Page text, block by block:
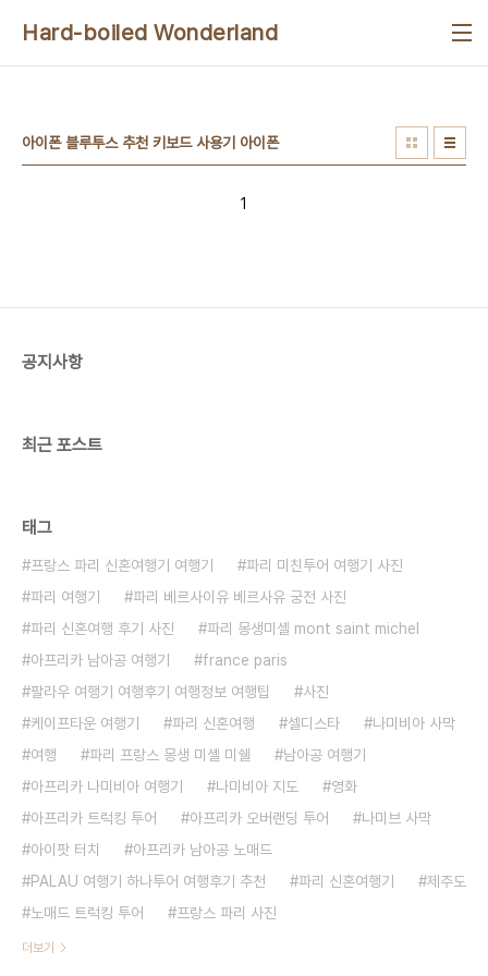
Hard-boiled Wonderland
아이폰 블루투스 추천 키보드 사용기 아이폰
1
공지사항
최근 포스트
태그
프랑스 파리 신혼여행기 여행기
파리 미친투어 여행기 사진
파리 여행기
파리 베르사이유 베르사유 궁전 사진
파리 신혼여행 후기 사진
파리 몽생미셸 mont saint michel
아프리카 남아공 여행기
france paris
팔라우 여행기 여행후기 여행정보 여행팁
사진
케이프타운 여행기
파리 신혼여행 셀디스타
나미비아 사막
여행
파리 프랑스 몽생 미셸 미쉘
남아공 여행기
아프리카 나미비아 여행기
나미비아 지도
영화
아프리카 트럭킹 투어
아프리카 오버랜딩 투어
나미브 사막
아이팟 터치
아프리카 남아공 노매드
PALAU 여행기 하나투어 여행후기 추천
파리 신혼여행기
제주도
노매드 트럭킹 투어
프랑스 파리 사진
더보기